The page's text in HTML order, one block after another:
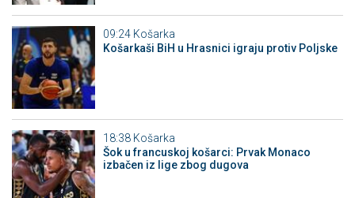
09:24 Košarka
Košarkaši BiH u Hrasnici igraju protiv Poljske
18:38 Košarka
Šok u francuskoj košarci: Prvak Monaco
izbačen iz lige zbog dugova